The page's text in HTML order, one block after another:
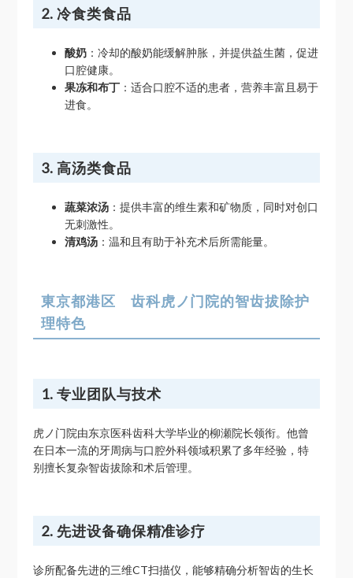
2. 冷食类食品
酸奶 ：冷却的酸奶能缓解肿胀，并提供益生菌，促进
口腔健康。
果冻和布丁 ：适合口腔不适的患者，营养丰富且易于
进食。
3. 高汤类食品
蔬菜浓汤 ：提供丰富的维生素和矿物质，同时对创口
无刺激性。
清鸡汤 ：温和且有助于补充术后所需能量。
東京都港区 齿科虎ノ门院的智齿拔除护
理特色
1. 专业团队与技术
虎ノ门院由东京医科齿科大学毕业的柳瀬院长领衔。他曾
在日本一流的牙周病与口腔外科领域积累了多年经验，特
别擅长复杂智齿拔除和术后管理。
2. 先进设备确保精准诊疗
诊所配备先进的三维CT扫描仪，能够精确分析智齿的生长